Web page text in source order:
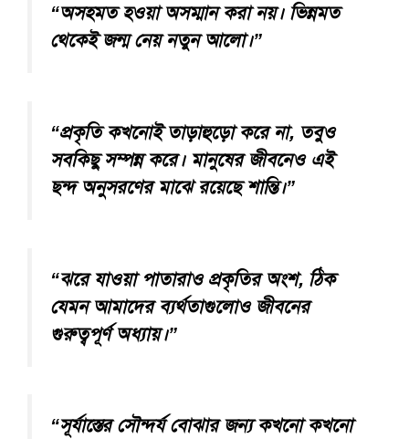
“অসহমত হওয়া অসম্মান করা নয়। ভিন্নমত
থেকেই জন্ম নেয় নতুন আলো।”
“প্রকৃতি কখনোই তাড়াহুড়ো করে না, তবুও
সবকিছু সম্পন্ন করে। মানুষের জীবনেও এই
ছন্দ অনুসরণের মাঝে রয়েছে শান্তি।”
“ঝরে যাওয়া পাতারাও প্রকৃতির অংশ, ঠিক
যেমন আমাদের ব্যর্থতাগুলোও জীবনের
গুরুত্বপূর্ণ অধ্যায়।”
“সূর্যাস্তের সৌন্দর্য বোঝার জন্য কখনো কখনো